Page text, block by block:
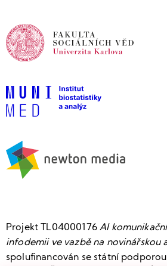
Projekt TL04000176AI
infodemii ve vazbě na novinářskou
spolufinancován se státní